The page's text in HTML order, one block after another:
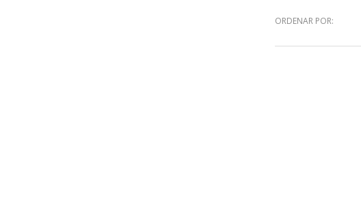
ORDENAR POR: